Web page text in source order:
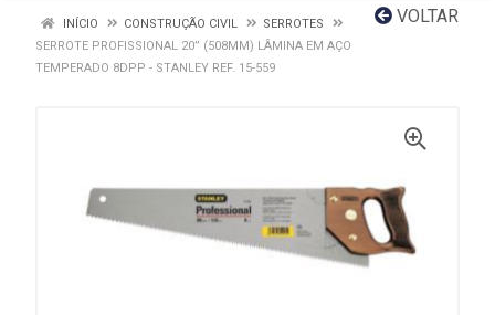
VOLTAR
INÍCIO CONSTRUÇÃO CIVIL
SERROTES
SERROTE PROFISSIONAL 20” (508MM) LÂMINA EM AÇO
TEMPERADO 8DPP - STANLEY REF. 15-559